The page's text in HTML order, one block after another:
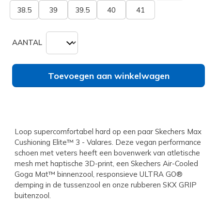
38.5 39 39.5 40 41
AANTAL
Toevoegen aan winkelwagen
Loop supercomfortabel hard op een paar Skechers Max
Cushioning Elite™ 3 - Valares. Deze vegan performance
schoen met veters heeft een bovenwerk van atletische
mesh met haptische 3D-print, een Skechers Air-Cooled
Goga Mat™ binnenzool, responsieve ULTRA GO®
demping in de tussenzool en onze rubberen SKX GRIP
buitenzool.